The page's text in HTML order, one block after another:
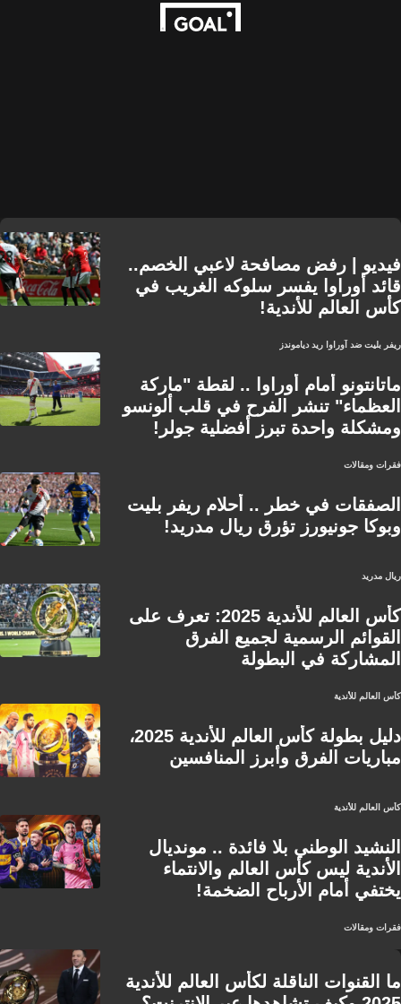
فيديو | رفض مصافحة لاعبي الخصم..
قائد أوراوا يفسر سلوكه الغريب في
كأس العالم للأندية!
ريفر بليت ضد آوراوا ريد دياموندز
ماتانتونو أمام أوراوا .. لقطة "ماركة
العظماء" تنشر الفرح في قلب ألونسو
ومشكلة واحدة تبرز أفضلية جولر!
فقرات ومقالات
الصفقات في خطر .. أحلام ريفر بليت
وبوكا جونيورز تؤرق ريال مدريد!
ريال مدريد
كأس العالم للأندية 2025: تعرف على
القوائم الرسمية لجميع الفرق
المشاركة في البطولة
كأس العالم للأندية
دليل بطولة كأس العالم للأندية 2025،
مباريات الفرق وأبرز المنافسين
كأس العالم للأندية
النشيد الوطني بلا فائدة .. مونديال
الأندية ليس كأس العالم والانتماء
يختفي أمام الأرباح الضخمة!
فقرات ومقالات
ما القنوات الناقلة لكأس العالم للأندية